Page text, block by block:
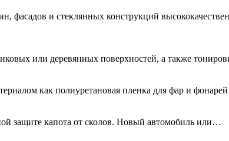
фасадов и стеклянных конструкций
или деревянных поверхностей, а также
как полиуретановая пленка для фар и
защите капота от сколов. Новый автомобиль или…